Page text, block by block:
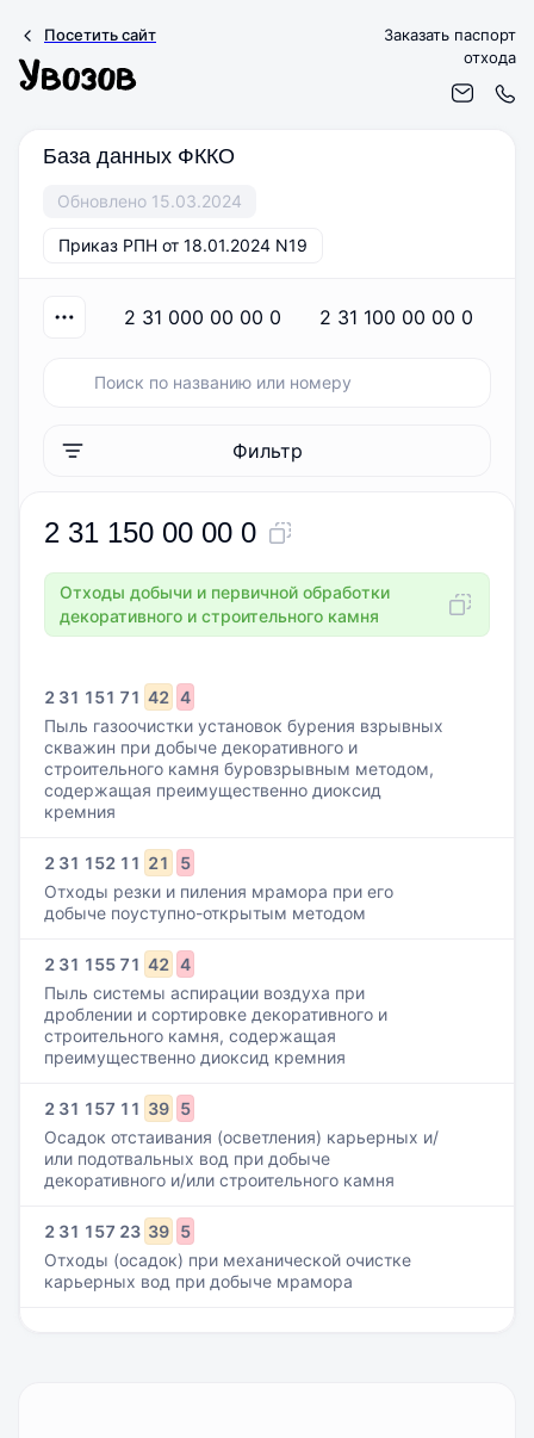
Посетить сайт
Заказать паспорт
отхода
База данных ФККО
Обновлено 15.03.2024
Приказ РПН от 18.01.2024 N19
2 31 000 00 00 0 2 31 100 00 00 0
Фильтр
2 31 150 00 00 0
Отходы добычи и первичной обработки
декоративного и строительного камня
2 31 151 71 42 4
Пыль газоочистки установок бурения взрывных
скважин при добыче декоративного и
строительного камня буровзрывным методом,
содержащая преимущественно диоксид
кремния
2 31 152 11 21
5
Отходы резки и пиления мрамора при его
добыче поуступно-открытым методом
2 31 155 71 42 4
Пыль системы аспирации воздуха при
дроблении и сортировке декоративного и
строительного камня, содержащая
преимущественно диоксид кремния
2 31 157 11 39 5
Осадок отстаивания (осветления) карьерных и/
или подотвальных вод при добыче
декоративного и/или строительного камня
2 31 157 23 39 5
Отходы (осадок) при механической очистке
карьерных вод при добыче мрамора